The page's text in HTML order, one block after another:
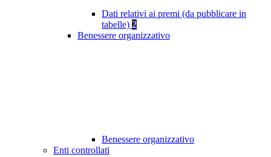
Dati relativi ai premi (da pubblicare in
tabelle) 2
Benessere organizzativo
Benessere organizzativo
Enti controllati